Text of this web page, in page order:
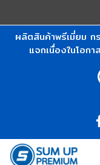
ผลิตสินค้าพรีเมี่ยม
แจกเนื่องในโอก